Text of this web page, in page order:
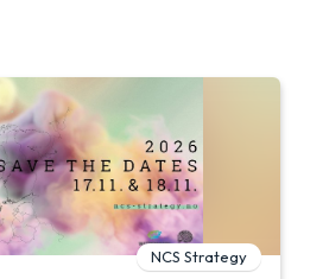
NCS Strategy